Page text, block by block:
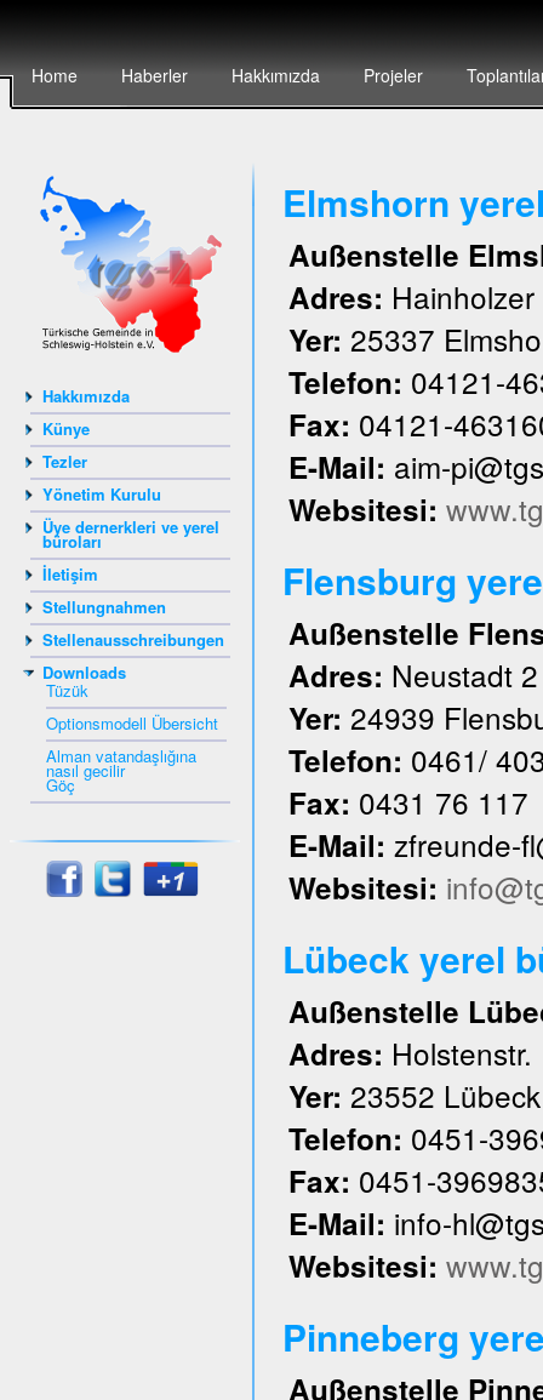
Home Haberler Hakkımızda Projeler
Hakkımızda
Künye
Tezler
Yönetim Kurulu
Üye dernerkleri ve yerel
büroları
İletişim
Stellungnahmen
Stellenausschreibungen
Downloads
Tüzük
Optionsmodell Übersicht
Alman vatandaşlığına
nasıl gecilir
Göç
Elmshorn
Außenstelle
Adres:
Yer: 25337
Telefon: 04121-
Fax: 04121-
E-Mail: aim-
Websitesi:
Flensburg
Außenstelle
Adres: Neustadt 2
Yer: 24939
Telefon: 0461/
Fax: 0431 76 117
E-Mail: zfreunde-
Websitesi:
Lübeck yerel
Außenstelle
Adres:
Yer: 23552 Lübeck
Telefon: 0451-
Fax: 0451-
E-Mail: info-
Websitesi:
Pinneberg
Außenstelle